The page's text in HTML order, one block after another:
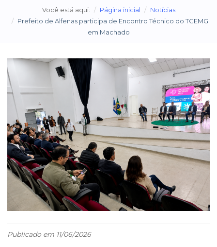
Você está aqui: Página inicial
Notícias
Prefeito de Alfenas participa de Encontro Técnico do TCEMG
em Machado
Publicado em 11/06/2026